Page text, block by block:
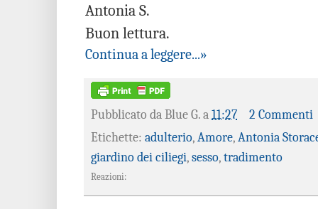
Antonia S.
Buon lettura.
Continua a leggere...»
Pubblicato da Blue G. a 11:27
2 Commenti
Etichette: adulterio, Amore, Antonia
giardino dei ciliegi, sesso, tradimento
Reazioni: